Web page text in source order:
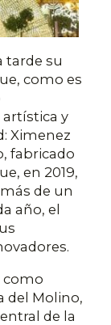
tarde su
como es
y
Ximenez
fabricado
en 2019,
de un
año, el
como
del Molino,
de la